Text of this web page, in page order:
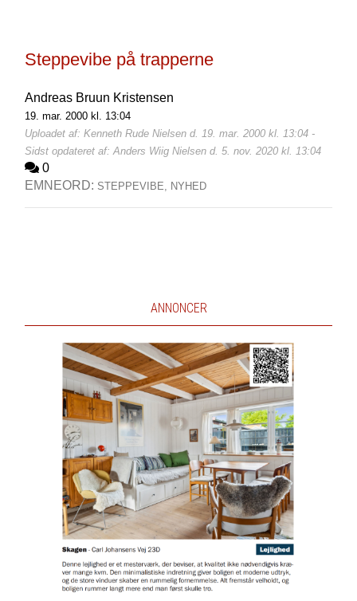
Steppevibe på trapperne
Andreas Bruun Kristensen
19. mar. 2000 kl. 13:04
Uploadet af: Kenneth Rude Nielsen d. 19. mar. 2000 kl. 13:04 -
Sidst opdateret af: Anders Wiig Nielsen d. 5. nov. 2020 kl. 13:04
0
EMNEORD: STEPPEVIBE, NYHED
ANNONCER